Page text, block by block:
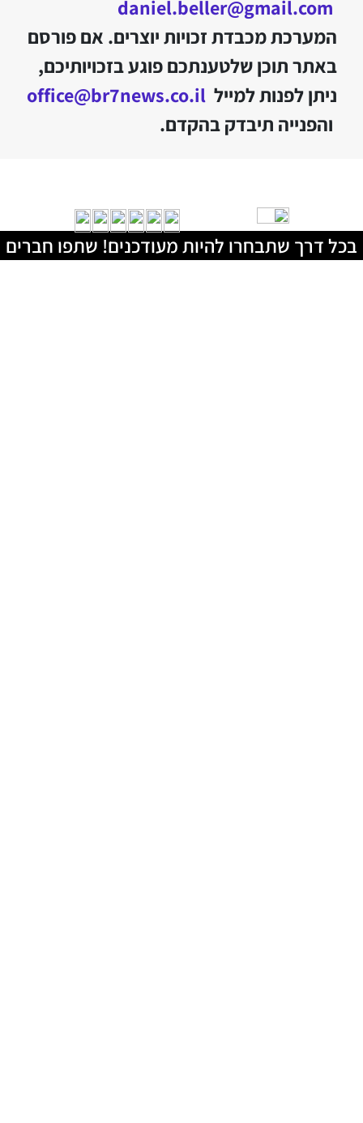
daniel.beller@gmail.com
המערכת מכבדת זכויות יוצרים. אם פורסם
באתר תוכן שלטענתכם פוגע בזכויותיכם,
ניתן לפנות למייל office@br7news.co.il
והפנייה תיבדק בהקדם.
בכל דרך שתבחרו להיות מעודכנים! שתפו חברים